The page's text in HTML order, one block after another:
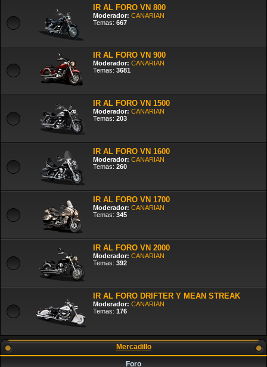
IR AL FORO VN 800
Moderador: CANARIAN
Temas: 667
IR AL FORO VN 900
Moderador: CANARIAN
Temas: 3681
IR AL FORO VN 1500
Moderador: CANARIAN
Temas: 203
IR AL FORO VN 1600
Moderador: CANARIAN
Temas: 260
IR AL FORO VN 1700
Moderador: CANARIAN
Temas: 345
IR AL FORO VN 2000
Moderador: CANARIAN
Temas: 392
IR AL FORO DRIFTER Y MEAN STREAK
Moderador: CANARIAN
Temas: 176
Mercadillo
Foro